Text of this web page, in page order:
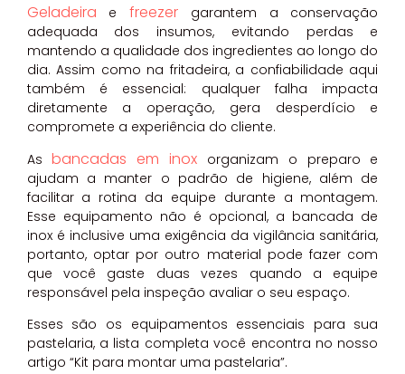
Geladeira efreezer garantem a conservação
adequada dos insumos, evitando perdas e
mantendo a qualidade dos ingredientes ao longo do
dia. Assim como na fritadeira, a confiabilidade aqui
também é essencial: qualquer falha impacta
diretamente a operação, gera desperdício e
compromete a experiência do cliente.
As bancadas em inox organizam o preparo e
ajudam a manter o padrão de higiene, além de
facilitar a rotina da equipe durante a montagem.
Esse equipamento não é opcional, a bancada de
inox é inclusive uma exigência da vigilância sanitária,
portanto, optar por outro material pode fazer com
que você gaste duas vezes quando a equipe
responsável pela inspeção avaliar o seu espaço.
Esses são os equipamentos essenciais para sua
pastelaria, a lista completa você encontra no nosso
artigo “Kit para montar uma pastelaria”.